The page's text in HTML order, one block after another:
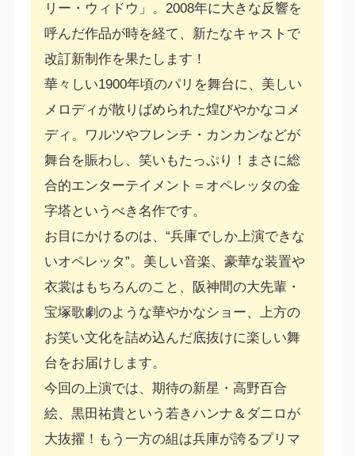
リー・ウィドウ」。2008年に大きな反響を
呼んだ作品が時を経て、新たなキャストで
改訂新制作を果たします！
華々しい1900年頃のパリを舞台に、美しい
メロディが散りばめられた煌びやかなコメ
ディ。ワルツやフレンチ・カンカンなどが
舞台を賑わし、笑いもたっぷり！まさに総
合的エンターテイメント＝オペレッタの金
字塔というべき名作です。
お目にかけるのは、“兵庫でしか上演できな
いオペレッタ”。美しい音楽、豪華な装置や
衣裳はもちろんのこと、阪神間の大先輩・
宝塚歌劇のような華やかなショー、上方の
お笑い文化を詰め込んだ底抜けに楽しい舞
台をお届けします。
今回の上演では、期待の新星・高野百合
絵、黒田祐貴という若きハンナ＆ダニロが
大抜擢！もう一方の組は兵庫が誇るプリマ